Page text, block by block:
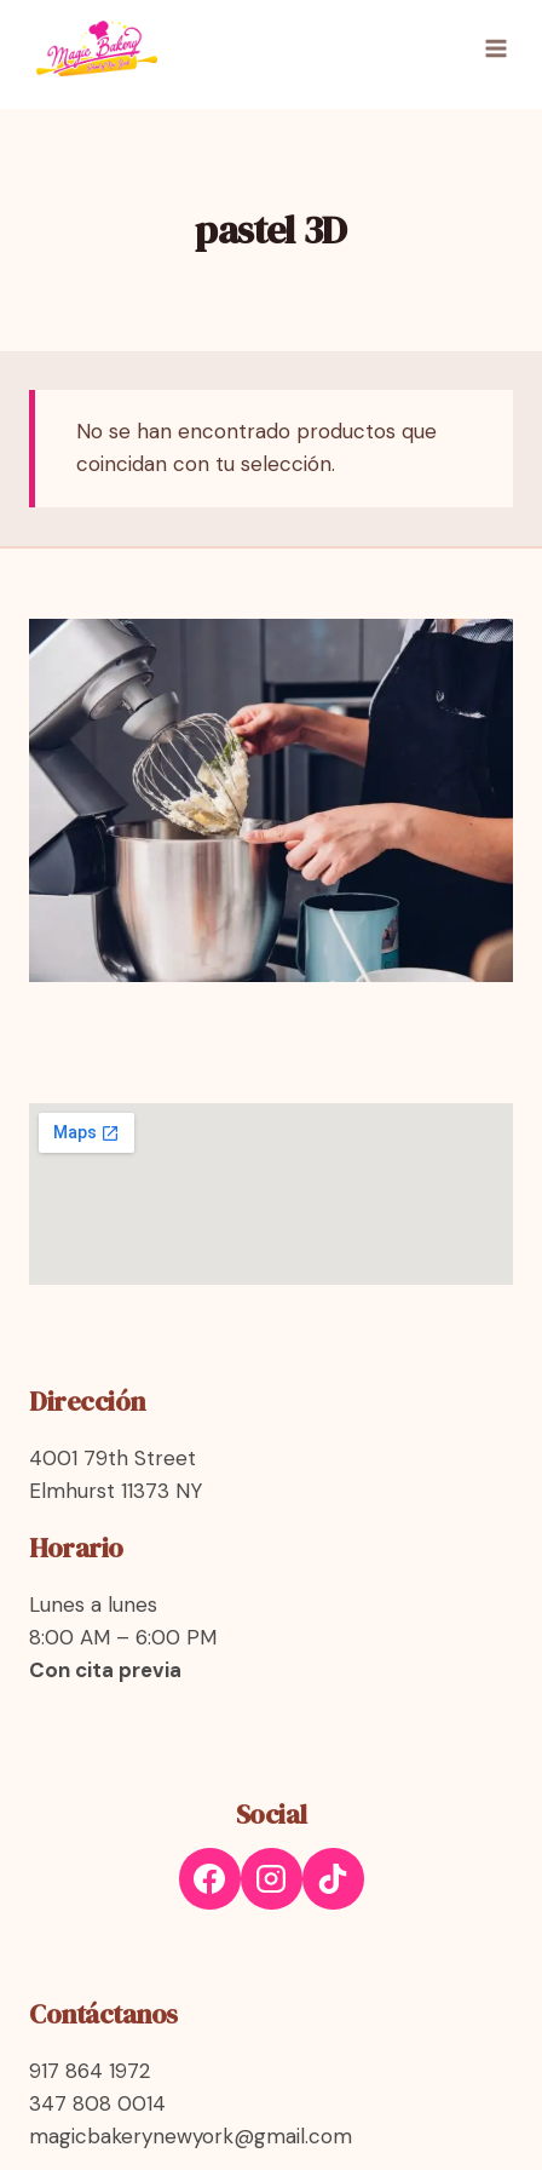
contenido
pastel 3D
No se han encontrado productos que
coincidan con tu selección.
Dirección
4001 79th Street
Elmhurst 11373 NY
Horario
Lunes a lunes
8:00 AM – 6:00 PM
Con cita previa
Social
Contáctanos
917 864 1972
347 808 0014
magicbakerynewyork@gmail.com